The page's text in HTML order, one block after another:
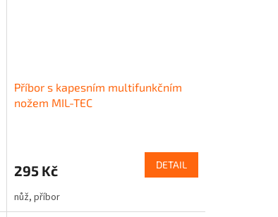
Příbor s kapesním multifunkčním
nožem MIL-TEC
295 Kč DETAIL
nůž, příbor